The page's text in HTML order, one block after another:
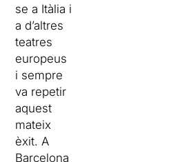
se a Itàlia i
a d’altres
teatres
europeus
i sempre
va repetir
aquest
mateix
èxit. A
Barcelona